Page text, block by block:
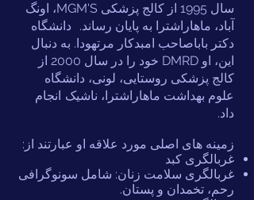
سال 1995 از کالج پزشکی MGM'S، اونگ
آباد، ماهاراشترا به پایان رساند.
دانشگاه
دکتر باباصاحب امبدکار مرتهودا. به دنبال
این، او DMRD خود را در سال 2000 از
کالج پزشکی روستایی، لونی، دانشگاه
علوم بهداشت ماهاراشترا، ناشیک انجام
داد.
زمینه های اصلی مورد علاقه او عبارتند از:
غربالگری کبد
غربالگری سلامت زنان: شامل سونوگرافی
رحم، تخمدان و پستان.